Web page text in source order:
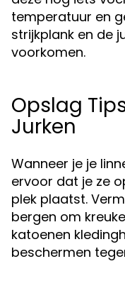
temperatuur en
strijkplank en de
voorkomen.
Opslag
Jurken
Wanneer je je
ervoor dat je ze
plek plaatst.
bergen om
katoenen
beschermen